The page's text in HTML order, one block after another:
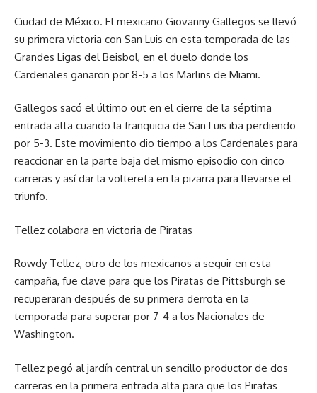
Ciudad de México. El mexicano Giovanny Gallegos se llevó
su primera victoria con San Luis en esta temporada de las
Grandes Ligas del Beisbol, en el duelo donde los
Cardenales ganaron por 8-5 a los Marlins de Miami.
Gallegos sacó el último out en el cierre de la séptima
entrada alta cuando la franquicia de San Luis iba perdiendo
por 5-3. Este movimiento dio tiempo a los Cardenales para
reaccionar en la parte baja del mismo episodio con cinco
carreras y así dar la voltereta en la pizarra para llevarse el
triunfo.
Tellez colabora en victoria de Piratas
Rowdy Tellez, otro de los mexicanos a seguir en esta
campaña, fue clave para que los Piratas de Pittsburgh se
recuperaran después de su primera derrota en la
temporada para superar por 7-4 a los Nacionales de
Washington.
Tellez pegó al jardín central un sencillo productor de dos
carreras en la primera entrada alta para que los Piratas